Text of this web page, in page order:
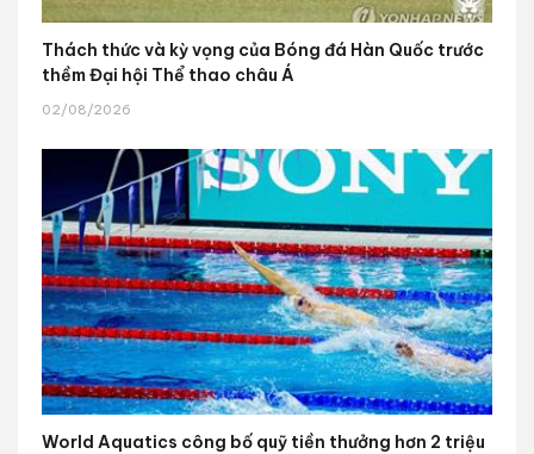
Thách thức và kỳ vọng của Bóng đá Hàn Quốc trước
thềm Đại hội Thể thao châu Á
02/08/2026
World Aquatics công bố quỹ tiền thưởng hơn 2 triệu